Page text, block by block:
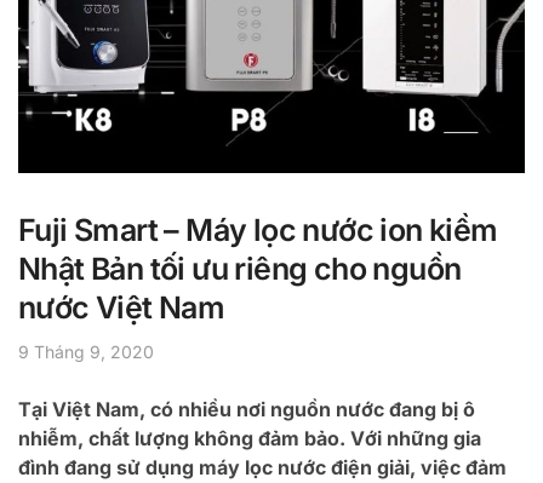
Fuji Smart – Máy lọc nước ion kiềm
Nhật Bản tối ưu riêng cho nguồn
nước Việt Nam
9 Tháng 9, 2020
Tại Việt Nam, có nhiều nơi nguồn nước đang bị ô
nhiễm, chất lượng không đảm bảo. Với những gia
đình đang sử dụng máy lọc nước điện giải, việc đảm